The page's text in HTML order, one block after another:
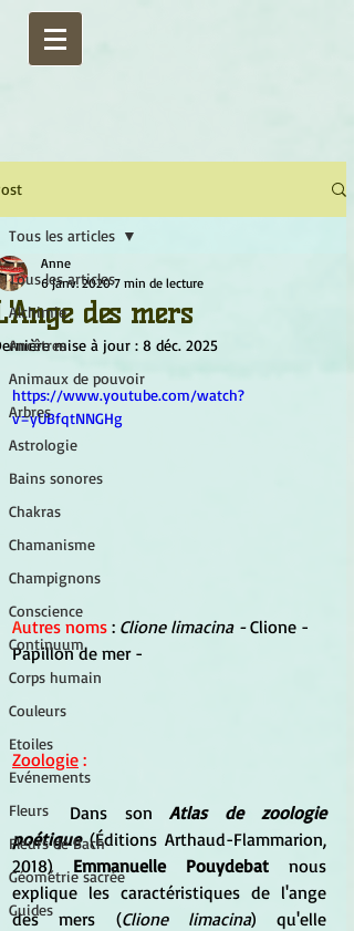
Tous les articles
Alchimie
Ancêtres
Animaux de pouvoir
Arbres
Astrologie
Bains sonores
Chakras
Chamanisme
Champignons
Conscience
Continuum
Corps humain
Couleurs
Etoiles
Evénements
Fleurs
Fleurs de Bach
Géométrie sacrée
Guides
Tous les articles
des mers
Anne
6 janv. 2020 7 min de lecture
mise à jour : 8 déc. 2025
https://www.youtube.com/watch?
v=yUBfqtNNGHg
Autres noms : Clione limacina - Clione -
Papillon de mer -
Zoologie :
	Dans son
Atlas de zoologie
poétique (Éditions Arthaud-Flammarion,
2018) Emmanuelle Pouydebat nous
explique les caractéristiques de l'ange
des mers (Clione limacina) qu'elle